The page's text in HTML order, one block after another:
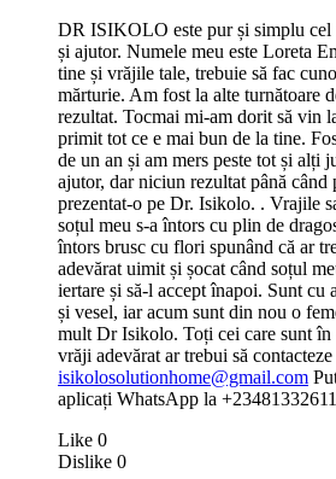
DR ISIKOLO este pur și simplu cel
și ajutor. Numele meu este Loreta
tine și vrăjile tale, trebuie să fac
mărturie. Am fost la alte turnătoare
rezultat. Tocmai mi-am dorit să vin
primit tot ce e mai bun de la tine.
de un an și am mers peste tot și alți
ajutor, dar niciun rezultat până când
prezentat-o ​​pe Dr. Isikolo. . Vrajile
soțul meu s-a întors cu plin de
întors brusc cu flori spunând că ar
adevărat uimit și șocat când soțul
iertare și să-l accept înapoi. Sunt cu
și vesel, iar acum sunt din nou o
mult Dr Isikolo. Toți cei care sunt în
vrăji adevărat ar trebui să
isikolosolutionhome@gmail.com
aplicați WhatsApp la
Like 0
Dislike 0